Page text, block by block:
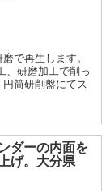
で再生します。
、研磨加工で削っ
筒研削盤にてス
ダーの内面を
げ。大分県